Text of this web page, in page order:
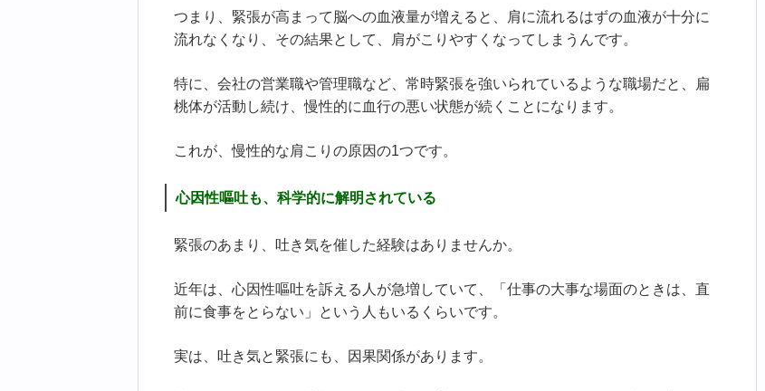
つまり、緊張が高まって脳への血液量が増えると、肩に流れるはずの血液が十分に
流れなくなり、その結果として、肩がこりやすくなってしまうんです。
特に、会社の営業職や管理職など、常時緊張を強いられているような職場だと、扁
桃体が活動し続け、慢性的に血行の悪い状態が続くことになります。
これが、慢性的な肩こりの原因の1つです。
心因性嘔吐も、科学的に解明されている
緊張のあまり、吐き気を催した経験はありませんか。
近年は、心因性嘔吐を訴える人が急増していて、「仕事の大事な場面のときは、直
前に食事をとらない」という人もいるくらいです。
実は、吐き気と緊張にも、因果関係があります。